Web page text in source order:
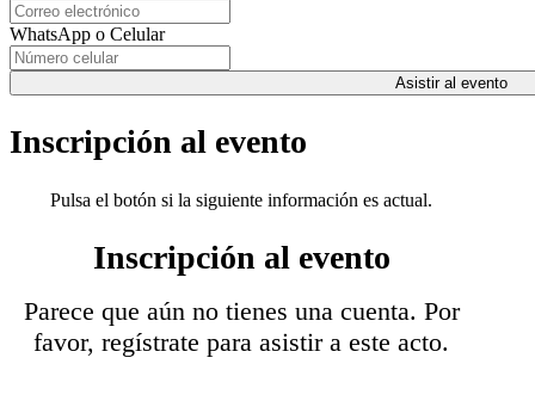
WhatsApp o Celular
Asistir al evento
Inscripción al evento
Pulsa el botón si la siguiente información es actual.
Inscripción al evento
Parece que aún no tienes una cuenta. Por
favor, regístrate para asistir a este acto.